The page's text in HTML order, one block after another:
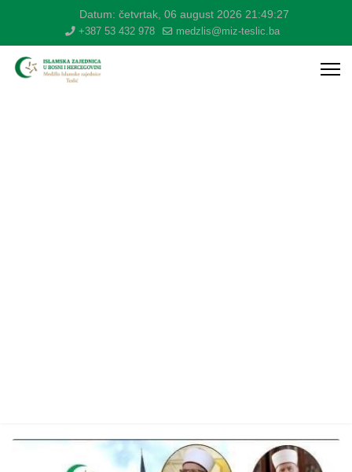
Datum: četvrtak, 06 august 2026 21:49:27
+387 53 432 978 medzlis@miz-teslic.ba